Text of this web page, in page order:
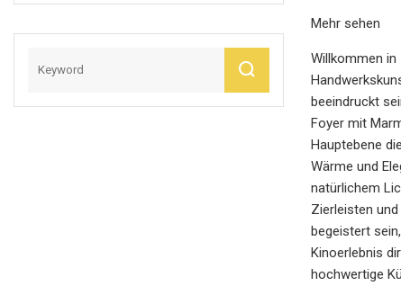
Mehr sehen
Willkommen in
beeindruckt
Foyer mit
Hauptebene
Wärme und
natürlichem
Zierleisten
begeistert
Kinoerlebnis
hochwertige